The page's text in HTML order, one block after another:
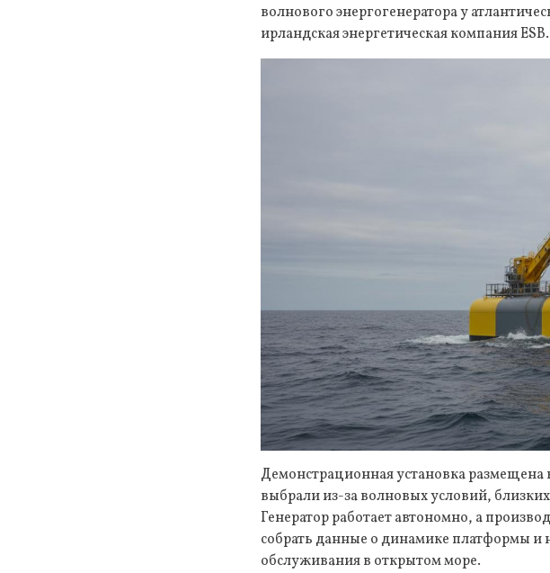
волнового энергогенератора у
ирландская энергетическая компания
Демонстрационная установка размещена
выбрали из-за волновых условий,
Генератор работает автономно, а
собрать данные о динамике платформы и
обслуживания в открытом море.